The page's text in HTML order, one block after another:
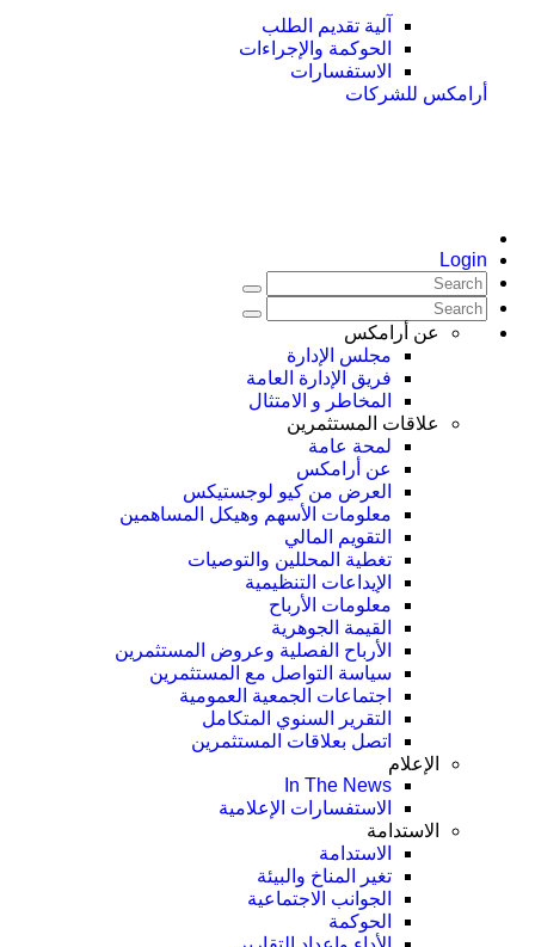
آلية تقديم الطلب
الحوكمة والإجراءات
الاستفسارات
أرامكس للشركات
Login
عن أرامكس
مجلس الإدارة
فريق الإدارة العامة
المخاطر و الامتثال
علاقات المستثمرين
لمحة عامة
عن أرامكس
العرض من كيو لوجستيكس
معلومات الأسهم وهيكل المساهمين
التقويم المالي
تغطية المحللين والتوصيات
الإيداعات التنظيمية
معلومات الأرباح
القيمة الجوهرية
الأرباح الفصلية وعروض المستثمرين
سياسة التواصل مع المستثمرين
اجتماعات الجمعية العمومیة
التقرير السنوي المتكامل
اتصل بعلاقات المستثمرين
الإعلام
In The News
الاستفسارات الإعلامية
الاستدامة
الاستدامة
تغير المناخ والبيئة
الجوانب الاجتماعية
الحوكمة